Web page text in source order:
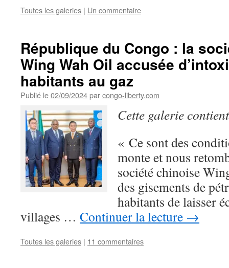
Toutes les galeries | Un commentaire
République du Congo : la
Wing Wah Oil accusée
habitants au gaz
Publié le02/09/2024parcongo-liberty.com
Cette galerie
« Ce sont des
monte et nous
société chinoise
des gisements de
habitants de laisser
villages … Continuer la lecture →
Toutes les galeries | 11 commentaires